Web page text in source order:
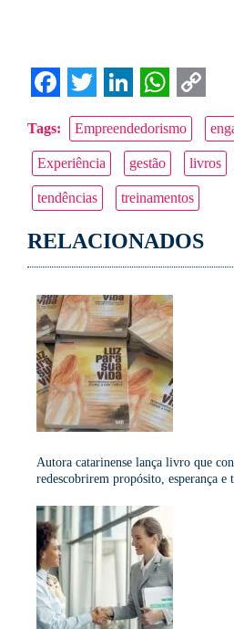
Facebook
Twitter
LinkedIn
Tags: Empreendedorismo
Experiência gestão livros
tendências treinamentos
RELACIONADOS
Autora catarinense lança livro que
redescobrirem propósito, esperança e